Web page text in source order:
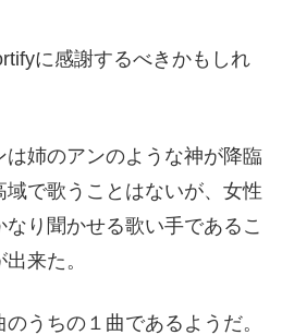
に感謝するべきかもしれ
姉のアンのような神が降臨
域で歌うことはないが、女性
り聞かせる歌い手であるこ
来た。
うちの１曲であるようだ。